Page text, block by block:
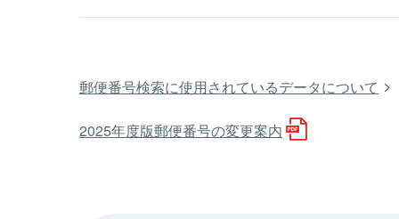
郵便番号検索に使用されているデータについて
2025年度版郵便番号の変更案内